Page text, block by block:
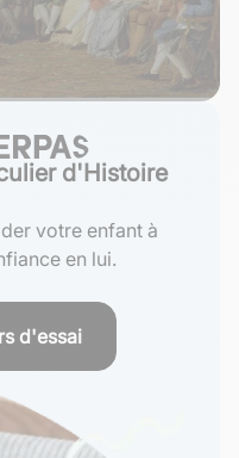
d'Histoire
votre enfant à
en lui.
d'essai